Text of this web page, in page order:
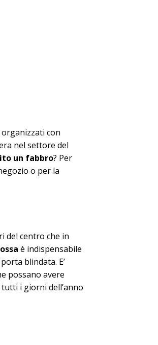
con
nel settore del
un fabbro? Per
o per la
del centro che in
è indispensabile
blindata. E’
possano avere
i giorni dell’anno